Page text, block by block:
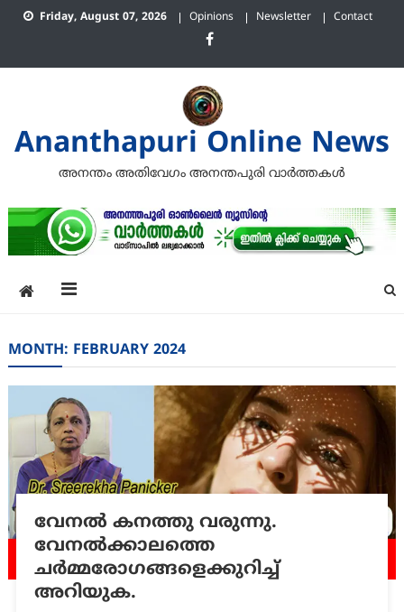
Skip
Friday, August 07, 2026 Opinions Newsletter Contact
Ananthapuri Online News
അനന്തം അതിവേഗം അനന്തപുരി വാര്‍ത്തകള്‍
MONTH: FEBRUARY 2024
വേനല്‍ കനത്തു വരുന്നു.
വേനല്‍ക്കാലത്തെ
ചര്‍മ്മരോഗങ്ങളെക്കുറിച്ച്
അറിയുക.